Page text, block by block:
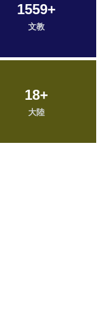
1559+
文教
18+
大陸